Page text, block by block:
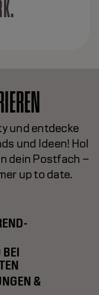
und entdecke
und Ideen! Hol
dein Postfach –
up to date.
&